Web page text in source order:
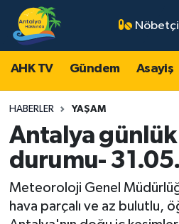
AHK TV Gündem Asayiş
HABERLER YAŞAM
Antalya günlük
durumu-
Meteoroloji Genel
hava parçalı ve az bulutlu,
AHK TV
Gündem
Asayiş
Turizm
Yaşam
Antalya Nöbetçi
Antalya Hava Durumu
Antalya Namaz Vakitleri
Antalya Trafik Yoğunluk
Süper Lig Puan Durumu